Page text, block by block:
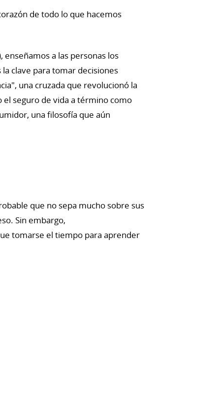
de todo lo que hacemos
a las personas los
clave para tomar decisiones
una cruzada que revolucionó la
el seguro de vida a término como
una filosofía que aún
que no sepa mucho sobre sus
Sin embargo,
tomarse el tiempo para aprender